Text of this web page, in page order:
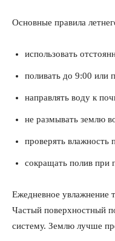
Основные правила
использовать
поливать до 9:00 или
направлять воду к
не размывать землю
проверять влажность
сокращать полив при
Ежедневное увлажнение
Частый поверхностный
систему. Землю лучше